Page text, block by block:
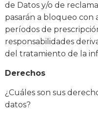
de Datos y/o de
pasarán a bloqueo con
períodos de
responsabilidades
del tratamiento de la
Derechos
¿Cuáles son sus
datos?